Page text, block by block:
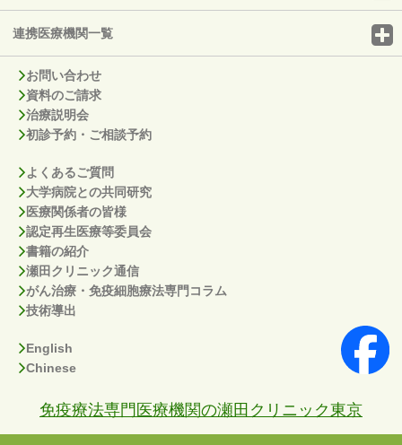
連携医療機関一覧
お問い合わせ
資料のご請求
治療説明会
初診予約・ご相談予約
よくあるご質問
大学病院との共同研究
医療関係者の皆様
認定再生医療等委員会
書籍の紹介
瀬田クリニック通信
がん治療・免疫細胞療法専門コラム
技術導出
English
Chinese
免疫療法専門医療機関の瀬田クリニック東京